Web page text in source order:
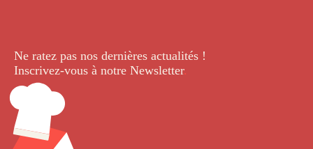
Ne ratez pas nos dernières actualités !
Inscrivez-vous à notre Newsletter.